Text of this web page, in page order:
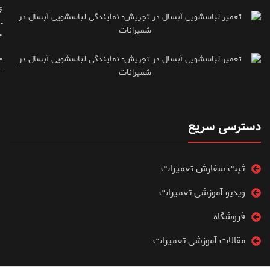
-
-
دسترسی سریع
ثبت سفارش تعمیرات
ویدیو آموزشی تعمیرات
فروشگاه
مقالات آموزشی تعمیرات